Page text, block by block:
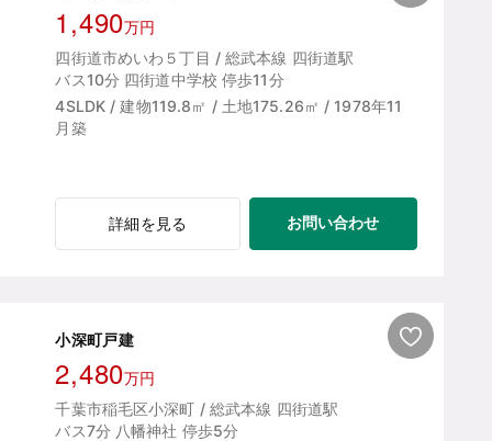
1,490万円
四街道市めいわ５丁目 / 総武本線 四街道駅
バス10分 四街道中学校 停歩11分
4SLDK / 建物119.8㎡ / 土地175.26㎡ / 1978年11
月築
詳細を見る お問い合わせ
小深町戸建
2,480万円
千葉市稲毛区小深町 / 総武本線 四街道駅
バス7分 八幡神社 停歩5分